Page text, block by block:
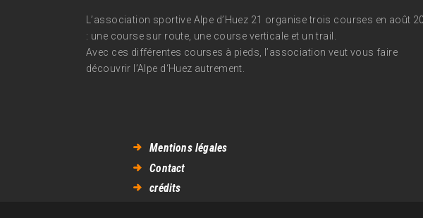
L’association sportive Alpe d’Huez 21 organise trois courses en août
: une course sur route, une course verticale et un trail.
Avec ces différentes courses à pieds, l’association veut vous faire
découvrir l’Alpe d‘Huez autrement.
Mentions légales
Contact
crédits